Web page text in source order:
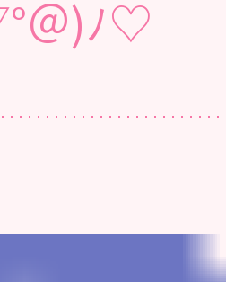
＠)ﾉ♡